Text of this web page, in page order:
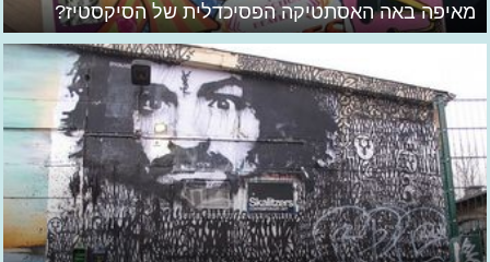
מאיפה באה האסתטיקה הפסיכדלית של הסיקסטיז?